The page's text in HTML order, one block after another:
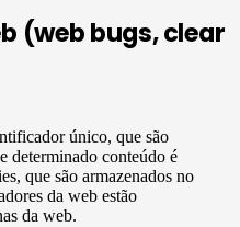
(web bugs, clear
único, que são
determinado conteúdo é
que são armazenados no
da web estão
da web.